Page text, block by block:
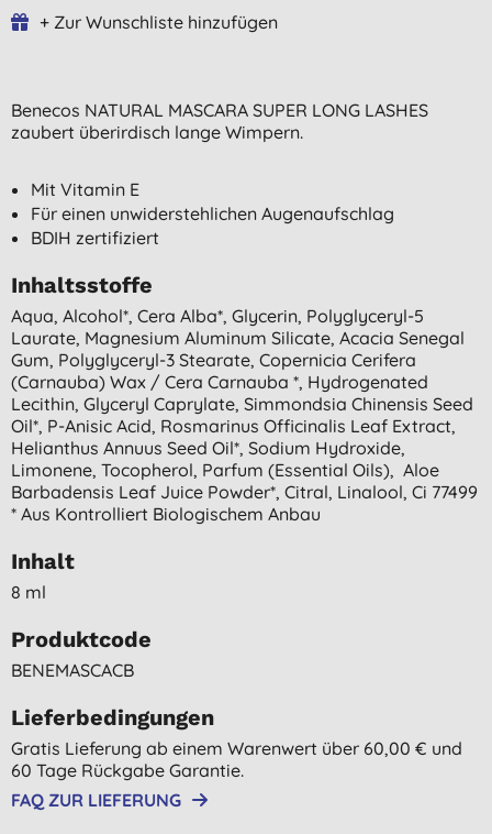
+ Zur Wunschliste hinzufügen
Benecos NATURAL MASCARA SUPER LONG LASHES
zaubert überirdisch lange Wimpern.
Mit Vitamin E
Für einen unwiderstehlichen Augenaufschlag
BDIH zertifiziert
Inhaltsstoffe
Aqua, Alcohol*, Cera Alba*, Glycerin, Polyglyceryl-5
Laurate, Magnesium Aluminum Silicate, Acacia Senegal
Gum, Polyglyceryl-3 Stearate, Copernicia Cerifera
(carnauba) Wax / Cera Carnauba *, Hydrogenated
Lecithin, Glyceryl Caprylate, Simmondsia Chinensis Seed
Oil*, P-Anisic Acid, Rosmarinus Officinalis Leaf Extract,
Helianthus Annuus Seed Oil*, Sodium Hydroxide,
Limonene, Tocopherol, Parfum (essential Oils), Aloe
Barbadensis Leaf Juice Powder*, Citral, Linalool, Ci 77499
* Aus Kontrolliert Biologischem Anbau
Inhalt
8 ml
Produktcode
BENEMASCACB
Lieferbedingungen
Gratis Lieferung ab einem Warenwert über 60,00 € und
60 Tage Rückgabe Garantie.
FAQ ZUR LIEFERUNG